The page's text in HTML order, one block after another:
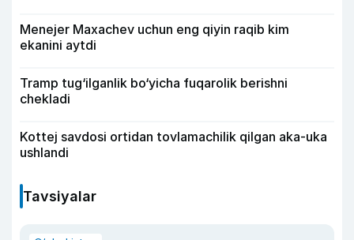
Menejer Maxachev uchun eng qiyin raqib kim
ekanini aytdi
Tramp tug‘ilganlik bo‘yicha fuqarolik berishni
chekladi
Kottej savdosi ortidan tovlamachilik qilgan aka-uka
ushlandi
Tavsiyalar